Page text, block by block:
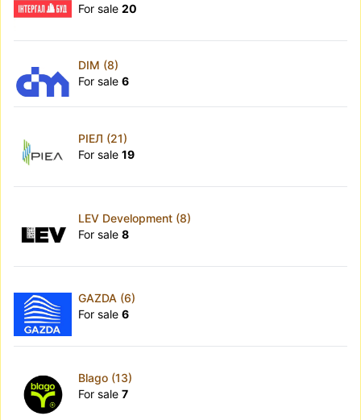
For sale 20
DIM (8)
For sale 6
РІЕЛ (21)
For sale 19
LEV Development (8)
For sale 8
GAZDA (6)
For sale 6
Blago (13)
For sale 7